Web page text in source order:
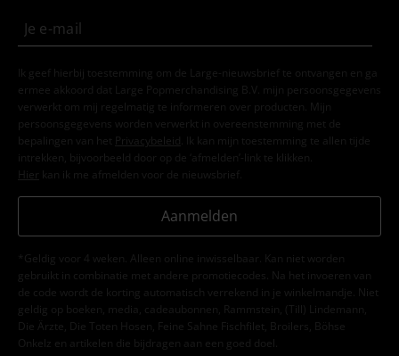
Ik geef hierbij toestemming om de Large-nieuwsbrief te ontvangen en ga
ermee akkoord dat Large Popmerchandising B.V. mijn persoonsgegevens
verwerkt om mij regelmatig te informeren over producten. Mijn
persoonsgegevens worden verwerkt in overeenstemming met de
bepalingen van het
Privacybeleid . Ik kan mijn toestemming te allen tijde
intrekken, bijvoorbeeld door op de ‘afmelden’-link te klikken.
Hier kan ik me afmelden voor de nieuwsbrief.
Aanmelden
*Geldig voor 4 weken. Alleen online inwisselbaar. Kan niet worden
gebruikt in combinatie met andere promotiecodes. Na het invoeren van
de code wordt de korting automatisch verrekend in je winkelmandje. Niet
geldig op boeken, media, cadeaubonnen, Rammstein, (Till) Lindemann,
Die Ärzte, Die Toten Hosen, Feine Sahne Fischfilet, Broilers, Böhse
Onkelz en artikelen die bijdragen aan een goed doel.